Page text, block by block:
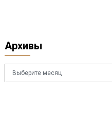
Архивы
Архивы